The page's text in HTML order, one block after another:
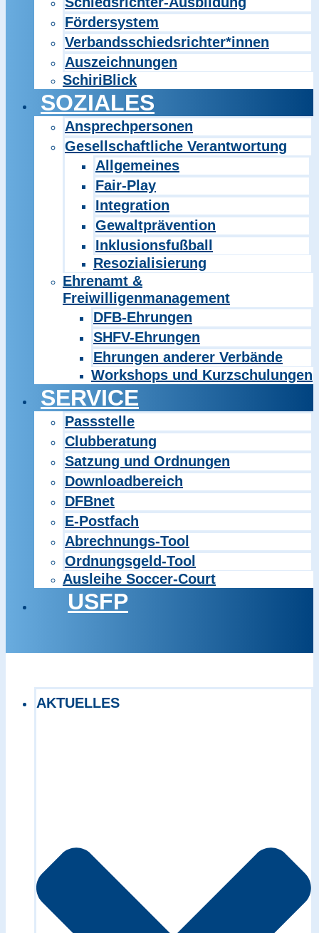
Fördersystem
Verbandsschiedsrichter*innen
Auszeichnungen
SchiriBlick
SOZIALES
Ansprechpersonen
Gesellschaftliche Verantwortung
Allgemeines
Fair-Play
Integration
Gewaltprävention
Inklusionsfußball
Resozialisierung
Ehrenamt &
Freiwilligenmanagement
DFB-Ehrungen
SHFV-Ehrungen
Ehrungen anderer Verbände
Workshops und Kurzschulungen
SERVICE
Passstelle
Clubberatung
Satzung und Ordnungen
Downloadbereich
DFBnet
E-Postfach
Abrechnungs-Tool
Ordnungsgeld-Tool
Ausleihe Soccer-Court
USFP
AKTUELLES
Exact matches only